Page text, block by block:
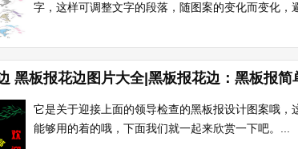
字，这样可调整文字的段落，随图案的变化而变化，
黑板报花边图片大全|黑板报花边：黑板报简
它是关于迎接上面的领导检查的黑板报设计图案哦
能够用的着的哦，下面我们就一起来欣赏一下吧。...